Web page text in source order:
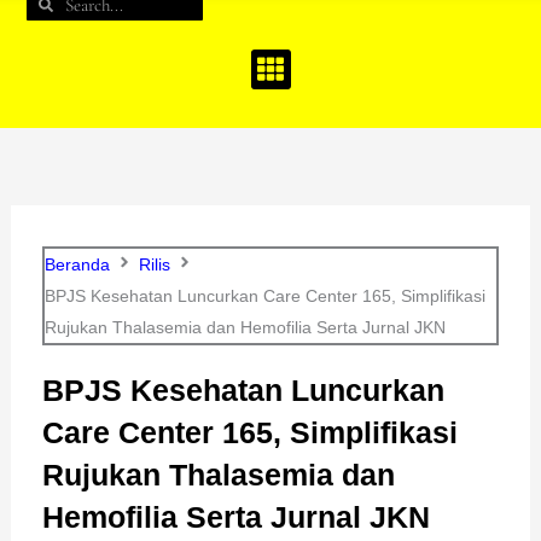
Beranda
Rilis
BPJS Kesehatan Luncurkan Care Center 165, Simplifikasi
Rujukan Thalasemia dan Hemofilia Serta Jurnal JKN
BPJS Kesehatan Luncurkan
Care Center 165, Simplifikasi
Rujukan Thalasemia dan
Hemofilia Serta Jurnal JKN